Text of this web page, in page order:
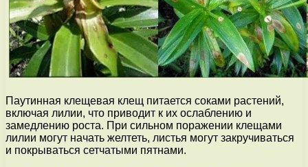
Паутинная клещевая клещ питается соками растений,
включая лилии, что приводит к их ослаблению и
замедлению роста. При сильном поражении клещами
лилии могут начать желтеть, листья могут закручиваться
и покрываться сетчатыми пятнами.